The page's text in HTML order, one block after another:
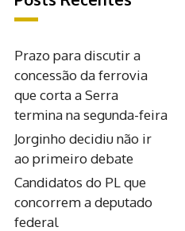
Prazo para discutir a
concessão da ferrovia
que corta a Serra
termina na segunda-feira
Jorginho decidiu não ir
ao primeiro debate
Candidatos do PL que
concorrem a deputado
federal